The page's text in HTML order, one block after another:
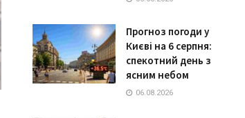
Прогноз погоди у
Києві на 6 серпня:
спекотний день з
ясним небом
06.08.2026